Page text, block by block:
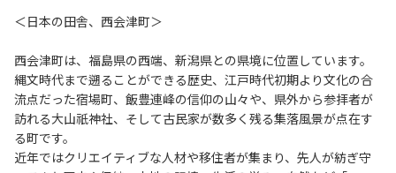
＜日本の田舎、西会津町＞
西会津町は、福島県の西端、新潟県との県境に位置しています。
縄文時代まで遡ることができる歴史、江戸時代初期より文化の合
流点だった宿場町、飯豊連峰の信仰の山々や、県外から参拝者が
訪れる大山祇神社、そして古民家が数多く残る集落風景が点在す
る町です。
近年ではクリエイティブな人材や移住者が集まり、先人が紡ぎ守